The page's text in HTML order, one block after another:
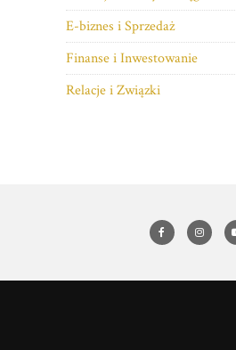
E-biznes i Sprzedaż
Finanse i Inwestowanie
Relacje i Związki